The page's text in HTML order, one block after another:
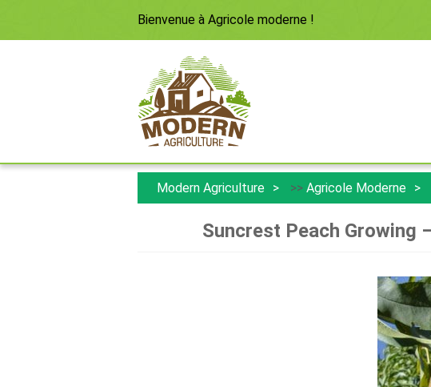
Bienvenue à Agricole moderne !
Modern Agriculture >> Agricole Moderne
Suncrest Peach Growing